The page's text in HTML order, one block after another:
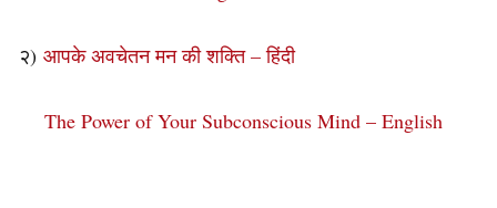
२) आपके अवचेतन मन की शक्ति – हिंदी
The Power of Your Subconscious Mind – English